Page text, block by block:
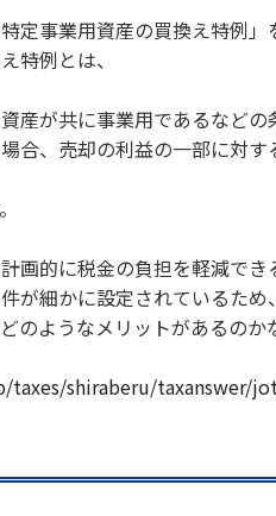
定事業用資産の買換え特例」
特例とは、
産が共に事業用であるなど
合、売却の利益の一部に対
画的に税金の負担を軽減でき
が細かに設定されているた
のようなメリットがあるの
shiraberu/taxanswer/